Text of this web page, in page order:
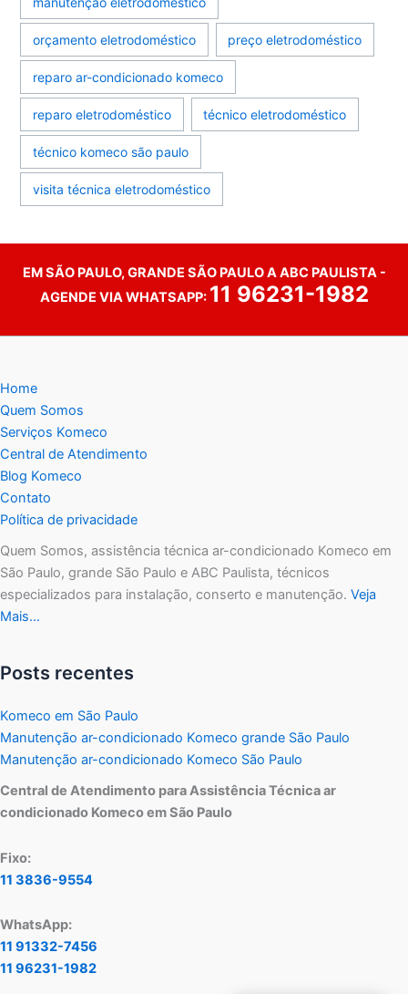
orçamento eletrodoméstico preço eletrodoméstico
reparo ar-condicionado komeco
reparo eletrodoméstico técnico eletrodoméstico
técnico komeco são paulo
visita técnica eletrodoméstico
EM SÃO PAULO, GRANDE SÃO PAULO A ABC PAULISTA -
AGENDE VIA WHATSAPP: 11 96231-1982
Home
Quem Somos
Serviços Komeco
Central de Atendimento
Blog Komeco
Contato
Política de privacidade
Quem Somos, assistência técnica ar-condicionado Komeco em
São Paulo, grande São Paulo e ABC Paulista, técnicos
especializados para instalação, conserto e manutenção. Veja
Mais…
Posts recentes
Komeco em São Paulo
Manutenção ar-condicionado Komeco grande São Paulo
Manutenção ar-condicionado Komeco São Paulo
Central de Atendimento para Assistência Técnica ar
condicionado Komeco em São Paulo
Fixo:
11 3836-9554
WhatsApp:
11 91332-7456
11 96231-1982